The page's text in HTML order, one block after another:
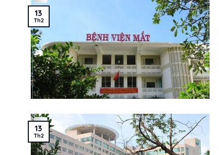
13
Th2
13
Th2